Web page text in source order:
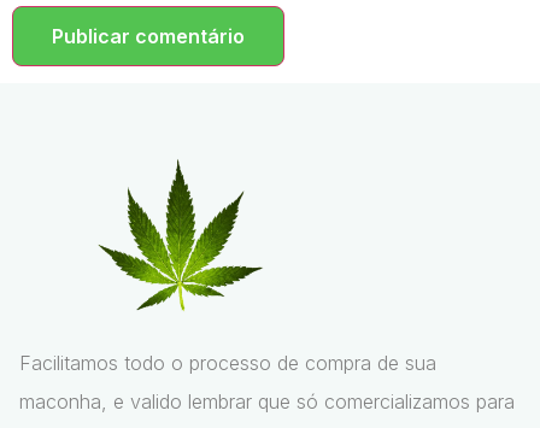
Facilitamos todo o processo de compra de sua
maconha, e valido lembrar que só comercializamos para